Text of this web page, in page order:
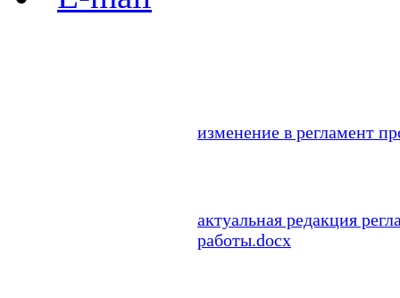
изменение в регламент
актуальная редакция
работы.docx